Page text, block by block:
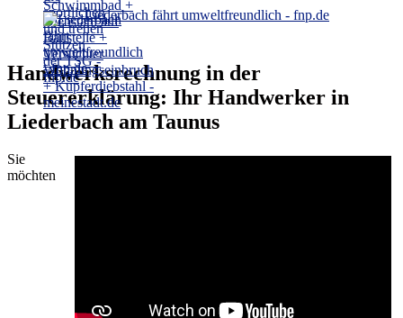
Liederbach fährt umweltfreundlich - fnp.de
Handwerksrechnung in der
Steuererklärung: Ihr Handwerker in
Liederbach am Taunus
Sie
möchten